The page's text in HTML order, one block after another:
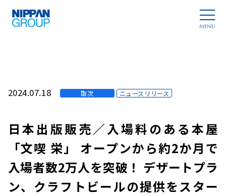
2024.07.18 取次 ニュースリリース
日本出版販売／入場料のある本屋
「文喫 栄」 オープンから約2か月で
入場者数2万人を突破！ デザートプラ
ン、クラフトビールの提供をスター